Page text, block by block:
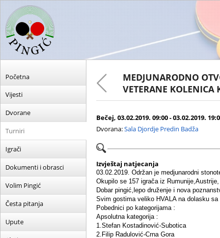
Početna
Vijesti
Dvorane
Turniri
Igrači
Dokumenti i obrasci
Volim Pingić
Česta pitanja
Upute
MEDJUNARODNO
VETERANE KOLENICA
Bečej, 03.02.2019. 09:00 - 03.02.2019.
Dvorana:Sala Djordje Predin Badža
Izvještaj natjecanja
03.02.2019. Održan je medjunarodni
Okupilo se 157 igrača iz
Dobar pingić,lepo druženje i nova
Svim gostima veliko HVALA na dolasku
Pobednici po kategorijama :
Apsolutna kategorija :
1.Stefan Kostadinović-Subotica
2.Filip Radulović-Crna Gora